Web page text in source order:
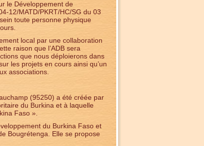
le Développement de
12/MATD/PKRT/HC/SG du 03
toute personne physique
local par une collaboration
raison que l’ADB sera
que nous déploierons dans
les projets en cours ainsi qu’un
associations.
(95250) a été créée par
du Burkina et à laquelle
Faso ».
du Burkina Faso et
Bougrétenga. Elle se propose